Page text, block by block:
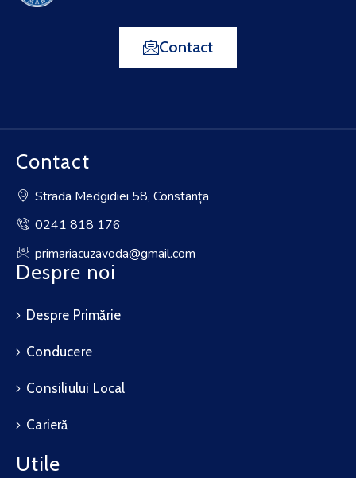
Contact
Contact
Strada Medgidiei 58, Constanța
0241 818 176
primariacuzavoda@gmail.com
Despre noi
Despre Primărie
Conducere
Consiliului Local
Carieră
Utile